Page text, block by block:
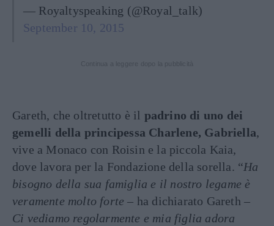
— Royaltyspeaking (@Royal_talk)
September 10, 2015
Gareth, che oltretutto è il padrino di uno dei
gemelli della principessa Charlene, Gabriella,
vive a Monaco con Roisin e la piccola Kaia,
dove lavora per la Fondazione della sorella. “Ha
bisogno della sua famiglia e il nostro legame è
veramente molto forte – ha dichiarato Gareth –
Ci vediamo regolarmente e mia figlia adora